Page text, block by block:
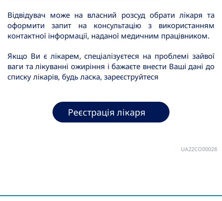
Відвідувач може на власний розсуд обрати лікаря та
оформити запит на консультацію з використанням
контактної інформації, наданої медичним працівником.
Якщо Ви є лікарем, спеціалізуєтеся на проблемі зайвої
ваги та лікуванні ожиріння і бажаєте внести Ваші дані до
списку лікарів, будь ласка, зареєструйтеся
Реєстрація лікаря
UA22CO00028